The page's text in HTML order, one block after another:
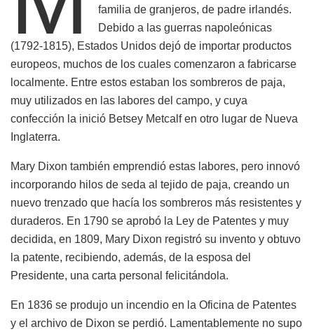
familia de granjeros, de padre irlandés.
Debido a las guerras napoleónicas
(1792-1815), Estados Unidos dejó de importar productos
europeos, muchos de los cuales comenzaron a fabricarse
localmente. Entre estos estaban los sombreros de paja,
muy utilizados en las labores del campo, y cuya
confección la inició Betsey Metcalf en otro lugar de Nueva
Inglaterra.
Mary Dixon también emprendió estas labores, pero innovó
incorporando hilos de seda al tejido de paja, creando un
nuevo trenzado que hacía los sombreros más resistentes y
duraderos. En 1790 se aprobó la Ley de Patentes y muy
decidida, en 1809, Mary Dixon registró su invento y obtuvo
la patente, recibiendo, además, de la esposa del
Presidente, una carta personal felicitándola.
En 1836 se produjo un incendio en la Oficina de Patentes
y el archivo de Dixon se perdió. Lamentablemente no supo